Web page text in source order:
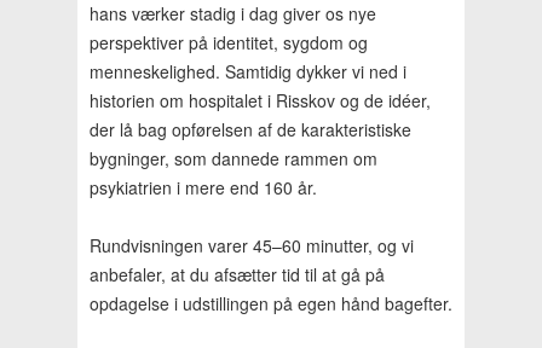
hans værker stadig i dag giver os nye
perspektiver på identitet, sygdom og
menneskelighed. Samtidig dykker vi ned i
historien om hospitalet i Risskov og de idéer,
der lå bag opførelsen af de karakteristiske
bygninger, som dannede rammen om
psykiatrien i mere end 160 år.
Rundvisningen varer 45–60 minutter, og vi
anbefaler, at du afsætter tid til at gå på
opdagelse i udstillingen på egen hånd bagefter.